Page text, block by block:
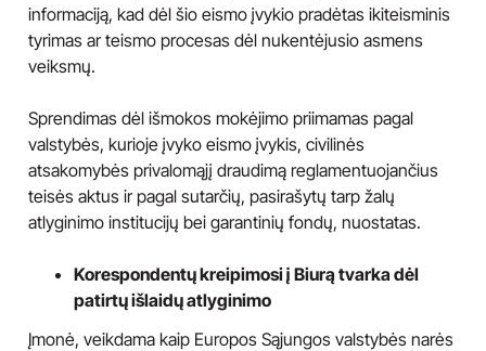
informaciją, kad dėl šio eismo įvykio pradėtas ikiteisminis
tyrimas ar teismo procesas dėl nukentėjusio asmens
veiksmų.
Sprendimas dėl išmokos mokėjimo priimamas pagal
valstybės, kurioje įvyko eismo įvykis, civilinės
atsakomybės privalomąjį draudimą reglamentuojančius
teisės aktus ir pagal sutarčių, pasirašytų tarp žalų
atlyginimo institucijų bei garantinių fondų, nuostatas.
Korespondentų kreipimosi į Biurą tvarka dėl
patirtų išlaidų atlyginimo
Įmonė, veikdama kaip Europos Sąjungos valstybės narės